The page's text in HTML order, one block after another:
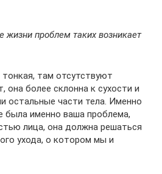
проблем таких возникает
там отсутствуют
она более склонна к сухости и
остальные части тела. Именно
была именно ваша проблема,
лица, она должна решаться
ухода, о котором мы и